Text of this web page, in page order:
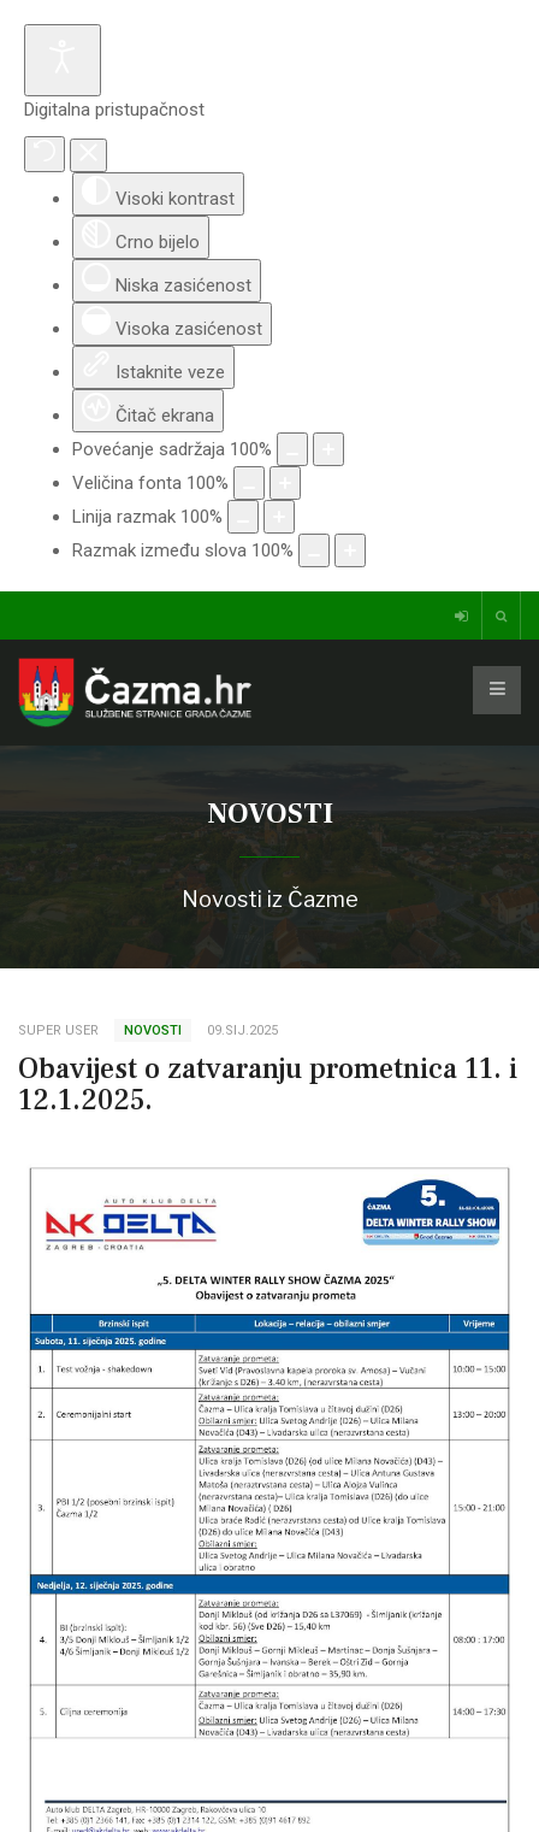
Digitalna pristupačnost
Visoki kontrast
Crno bijelo
Niska zasićenost
Visoka zasićenost
Istaknite veze
Čitač ekrana
Povećanje sadržaja 100%
Veličina fonta 100%
Linija razmak 100%
Razmak između slova 100%
NOVOSTI
Novosti iz Čazme
SUPER USER NOVOSTI 09.SIJ.2025
Obavijest o zatvaranju prometnica 11. i
12.1.2025.